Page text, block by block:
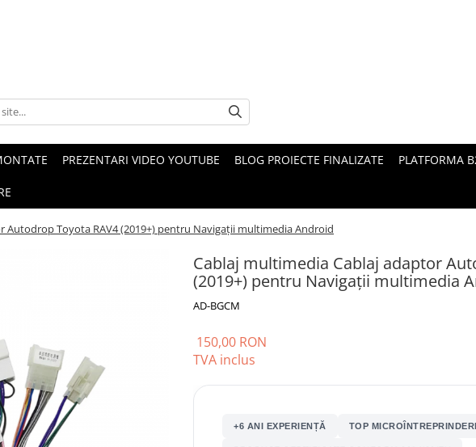
PREZENTARI VIDEO YOUTUBE BLOG PROIECTE FINALIZATE PLATFORMA
Autodrop Toyota RAV4 (2019+) pentru Navigații multimedia Android
Cablaj multimedia Cablaj adaptor
(2019+) pentru Navigații multimedia
AD-BGCM
150,00 RON
TVA inclus
+6 ANI EXPERIENȚĂ TOP